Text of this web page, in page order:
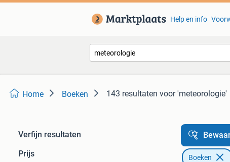
Help en info
Home Boeken 143 resultaten voor 'meteorologie'
Verfijn resultaten
Prijs
Boeken